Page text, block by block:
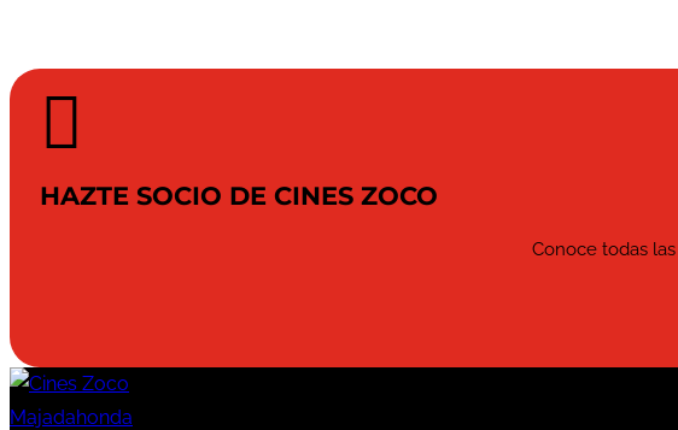

HAZTE SOCIO DE CINES ZOCO
Conoce todas